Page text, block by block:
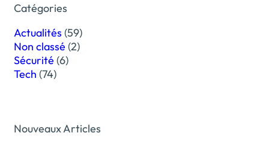
Catégories
Actualités (59)
Non classé (2)
Sécurité (6)
Tech (74)
Nouveaux Articles